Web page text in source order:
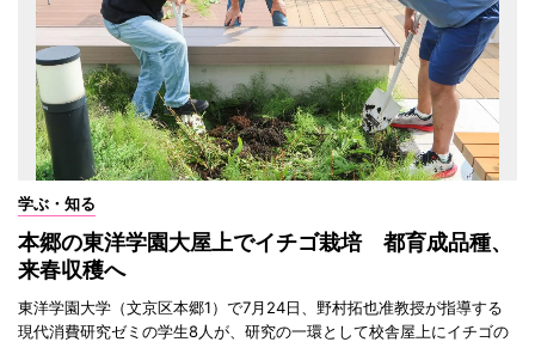
学ぶ・知る
本郷の東洋学園大屋上でイチゴ栽培 都育成品種、
来春収穫へ
東洋学園大学（文京区本郷1）で7月24日、野村拓也准教授が指導する
現代消費研究ゼミの学生8人が、研究の一環として校舎屋上にイチゴの